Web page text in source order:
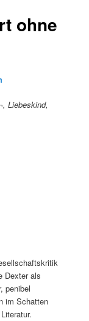
ohne
Liebeskind,
Dexter als
penibel
im Schatten